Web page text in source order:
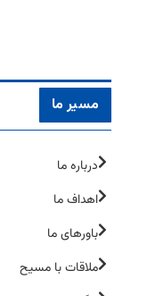
مسیر ما
درباره ما
اهداف ما
باورهای ما
ملاقات با مسیح